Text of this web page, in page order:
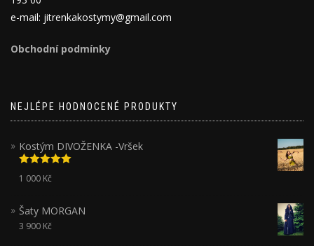
e-mail: jitrenkakostymy@gmail.com
Obchodní podmínky
NEJLÉPE HODNOCENÉ PRODUKTY
Kostým DIVOŽENKA -Vršek
Hodnocení
5.00z 5
1 000 Kč
Šaty MORGAN
3 900 Kč